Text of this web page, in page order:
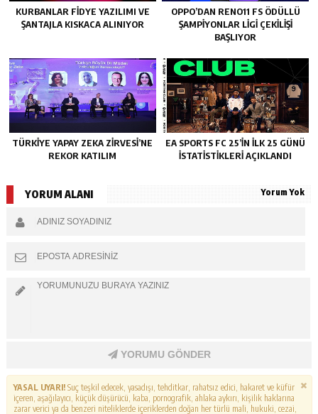
KURBANLAR FIDYE YAZILIMI VE
ŞANTAJLA KISKACA ALINIYOR
OPPO’DAN RENO11 FS ÖDÜLLÜ
ŞAMPIYONLAR LIGI ÇEKILIŞI
BAŞLIYOR
TÜRKIYE YAPAY ZEKA ZIRVESI’NE
REKOR KATILIM
EA SPORTS FC 25’IN İLK 25 GÜNÜ
İSTATISTIKLERI AÇIKLANDI
YORUM ALANI Yorum Yok
YORUMU GÖNDER
YASAL UYARI!Suç teşkil edecek, yasadışı, tehditkar, rahatsız edici, hakaret ve küfür
içeren, aşağılayıcı, küçük düşürücü, kaba, pornografik, ahlaka aykırı, kişilik haklarına
zarar verici ya da benzeri niteliklerde içeriklerden doğan her türlü mali, hukuki, cezai,